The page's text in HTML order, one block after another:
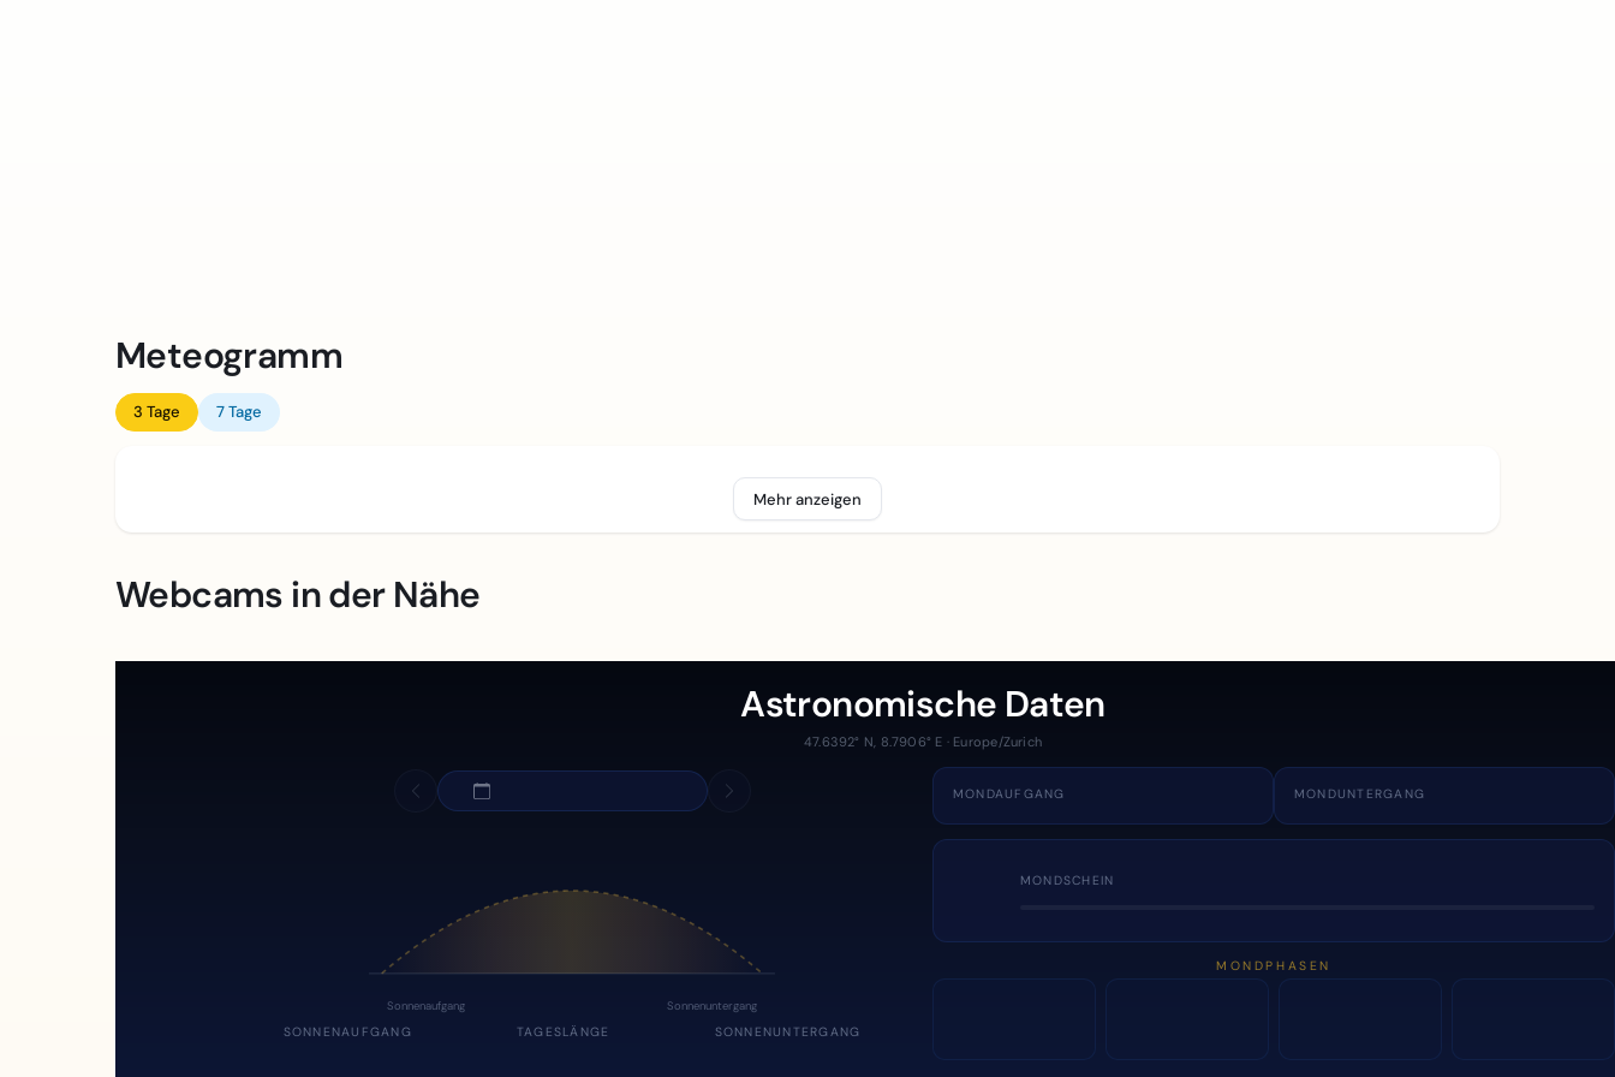
Meteogramm
3 Tage 7 Tage
Mehr anzeigen
Webcams in der Nähe
Astronomische Daten
47.6392° N, 8.7906° E · Europe/Zurich
Sonnenaufgang Sonnenuntergang
SONNENAUFGANG TAGESLÄNGE SONNENUNTERGANG
MONDAUFGANG MONDUNTERGANG
MONDSCHEIN
MONDPHASEN